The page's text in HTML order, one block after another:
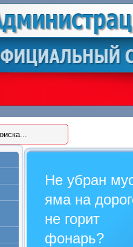
Не убран
яма на
не горит
фонарь?